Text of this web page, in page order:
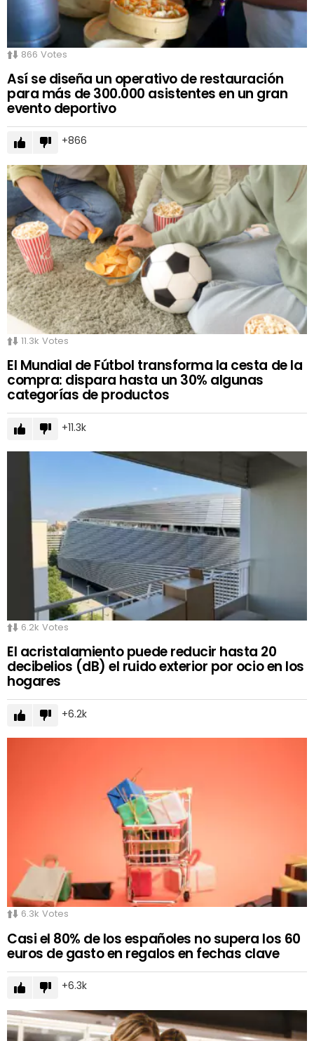
866 Votes
Así se diseña un operativo de restauración
para más de 300.000 asistentes en un gran
evento deportivo
866
11.3k Votes
El Mundial de Fútbol transforma la cesta de la
compra: dispara hasta un 30% algunas
categorías de productos
11.3k
6.2k Votes
El acristalamiento puede reducir hasta 20
decibelios (dB) el ruido exterior por ocio en los
hogares
6.2k
6.3k Votes
Casi el 80% de los españoles no supera los 60
euros de gasto en regalos en fechas clave
6.3k